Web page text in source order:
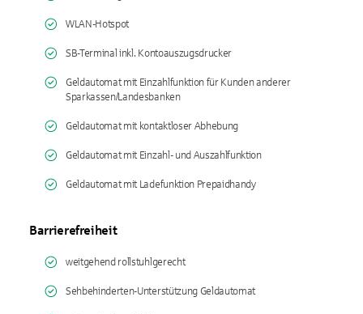
WLAN-Hotspot
SB-Terminal inkl. Kontoauszugsdrucker
Geldautomat mit Einzahlfunktion für Kunden anderer
Sparkassen/Landesbanken
Geldautomat mit kontaktloser Abhebung
Geldautomat mit Einzahl- und Auszahlfunktion
Geldautomat mit Ladefunktion Prepaidhandy
Barrierefreiheit
weitgehend rollstuhlgerecht
Sehbehinderten-Unterstützung Geldautomat